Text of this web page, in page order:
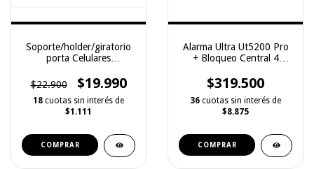
Soporte/holder/giratorio
porta Celulares
$22.900
$19.990
18 cuotas sin interés de
$1.111
COMPRAR
Alarma Ultra Ut5200 Pro
+ Bloqueo Central 4
$319.500
36 cuotas sin interés de
$8.875
COMPRAR